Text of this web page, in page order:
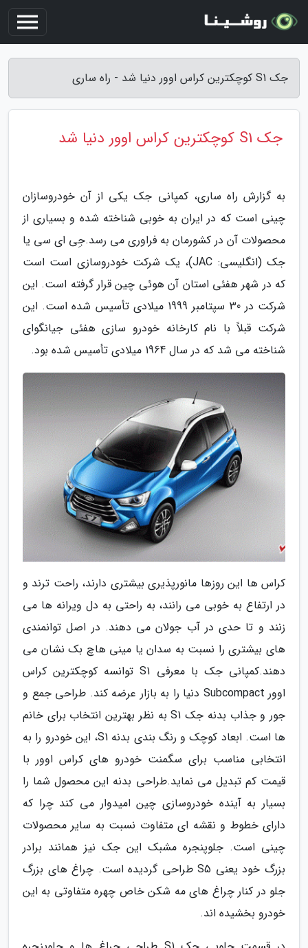
جک S1 کوچکترین کراس اوور دنیا شد - راه ساری
جک S1 کوچکترین کراس اوور دنیا شد
به گزارش راه ساری، کمپانی جک یکی از آن خودروسازان
چینی است که در ایران به خوبی شناخته شده و بسیاری از
محصولات آن در کشورمان به فراوری می رسد.جِی ای سی یا
جک (انگلیسی: JAC)، یک شرکت خودروسازی است است
که در شهر هفئی استان آن هوئی چین قرار گرفته است. این
شرکت در 30 سپتامبر 1999 میلادی تأسیس شده است. این
شرکت قبلاً با نام کارخانه خودرو سازی هفئی جیانگوای
شناخته می شد که در سال 1964 میلادی تأسیس شده بود.
کراس ها این روزها مانورپذیری بیشتری دارند، راحت ترند و
در ارتفاع به خوبی می رانند، به راحتی به دل ویرانه ها می
زنند و تا حدی در آب جولان می دهند. در اصل توانمندی
های بیشتری را نسبت به سدان یا مینی هاچ بک نشان می
دهند.کمپانى جک با معرفی S1 توانسه کوچکترین کراس
اوور Subcompact دنیا را به بازار عرضه کند. طراحی جمع و
جور و جذاب بدنه جک S1 به نظر بهترین انتخاب برای خانم
ها است. ابعاد کوچک و رنگ بندی بدنه S1، این خودرو را به
انتخابی مناسب برای سگمنت خودرو های کراس اوور با
قیمت کم تبدیل می نماید.طراحی بدنه این محصول شما را
بسیار به آینده خودروسازی چین امیدوار می کند چرا که
دارای خطوط و نقشه ای متفاوت نسبت به سایر محصولات
چینی است. جلوپنجره مشبک این جک نیز همانند برادر
بزرگ خود یعنی S5 طراحی گردیده است. چراغ های بزرگ
جلو در کنار چراغ های مه شکن خاص چهره متفاوتی به این
خودرو بخشیده اند.